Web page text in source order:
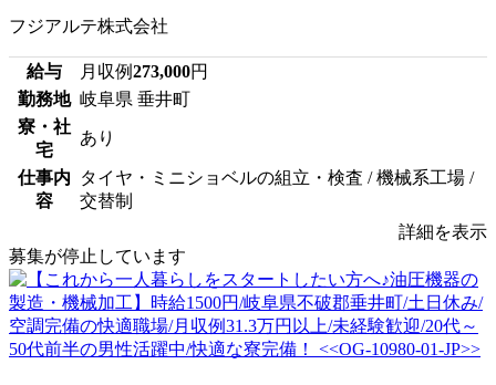
フジアルテ株式会社
給与 月収例273,000円
勤務地 岐阜県 垂井町
寮・社
宅
あり
仕事内
容
タイヤ・ミニショベルの組立・検査 / 機械系工場 /
交替制
詳細を表示
募集が停止しています